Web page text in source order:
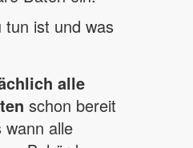
tun ist und was
alle
schon bereit
wann alle